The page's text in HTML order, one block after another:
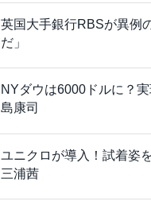
英国大手銀行RBSが異例
だ」
NYダウは6000ドルに？
島康司
ユニクロが導入！試着姿
三浦茜